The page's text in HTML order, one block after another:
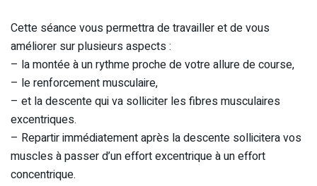
Cette séance vous permettra de travailler et de vous
améliorer sur plusieurs aspects :
– la montée à un rythme proche de votre allure de course,
– le renforcement musculaire,
– et la descente qui va solliciter les fibres musculaires
excentriques.
– Repartir immédiatement après la descente sollicitera vos
muscles à passer d’un effort excentrique à un effort
concentrique.